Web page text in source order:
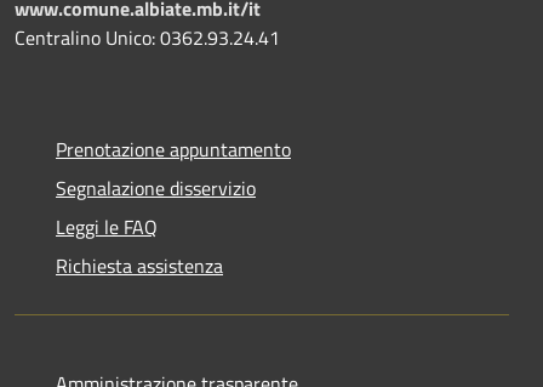
www.comune.albiate.mb.it/it
Centralino Unico: 0362.93.24.41
Prenotazione appuntamento
Segnalazione disservizio
Leggi le FAQ
Richiesta assistenza